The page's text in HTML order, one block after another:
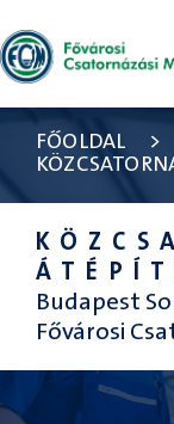
FŐOLDAL >
Budapest
Fővárosi